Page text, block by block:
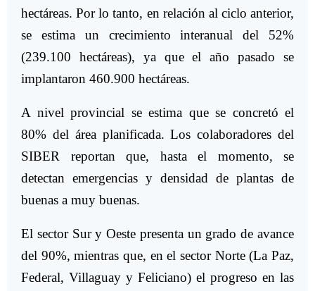
hectáreas. Por lo tanto, en relación al ciclo anterior,
se estima un crecimiento interanual del 52%
(239.100 hectáreas), ya que el año pasado se
implantaron 460.900 hectáreas.
A nivel provincial se estima que se concretó el
80% del área planificada. Los colaboradores del
SIBER reportan que, hasta el momento, se
detectan emergencias y densidad de plantas de
buenas a muy buenas.
El sector Sur y Oeste presenta un grado de avance
del 90%, mientras que, en el sector Norte (La Paz,
Federal, Villaguay y Feliciano) el progreso en las